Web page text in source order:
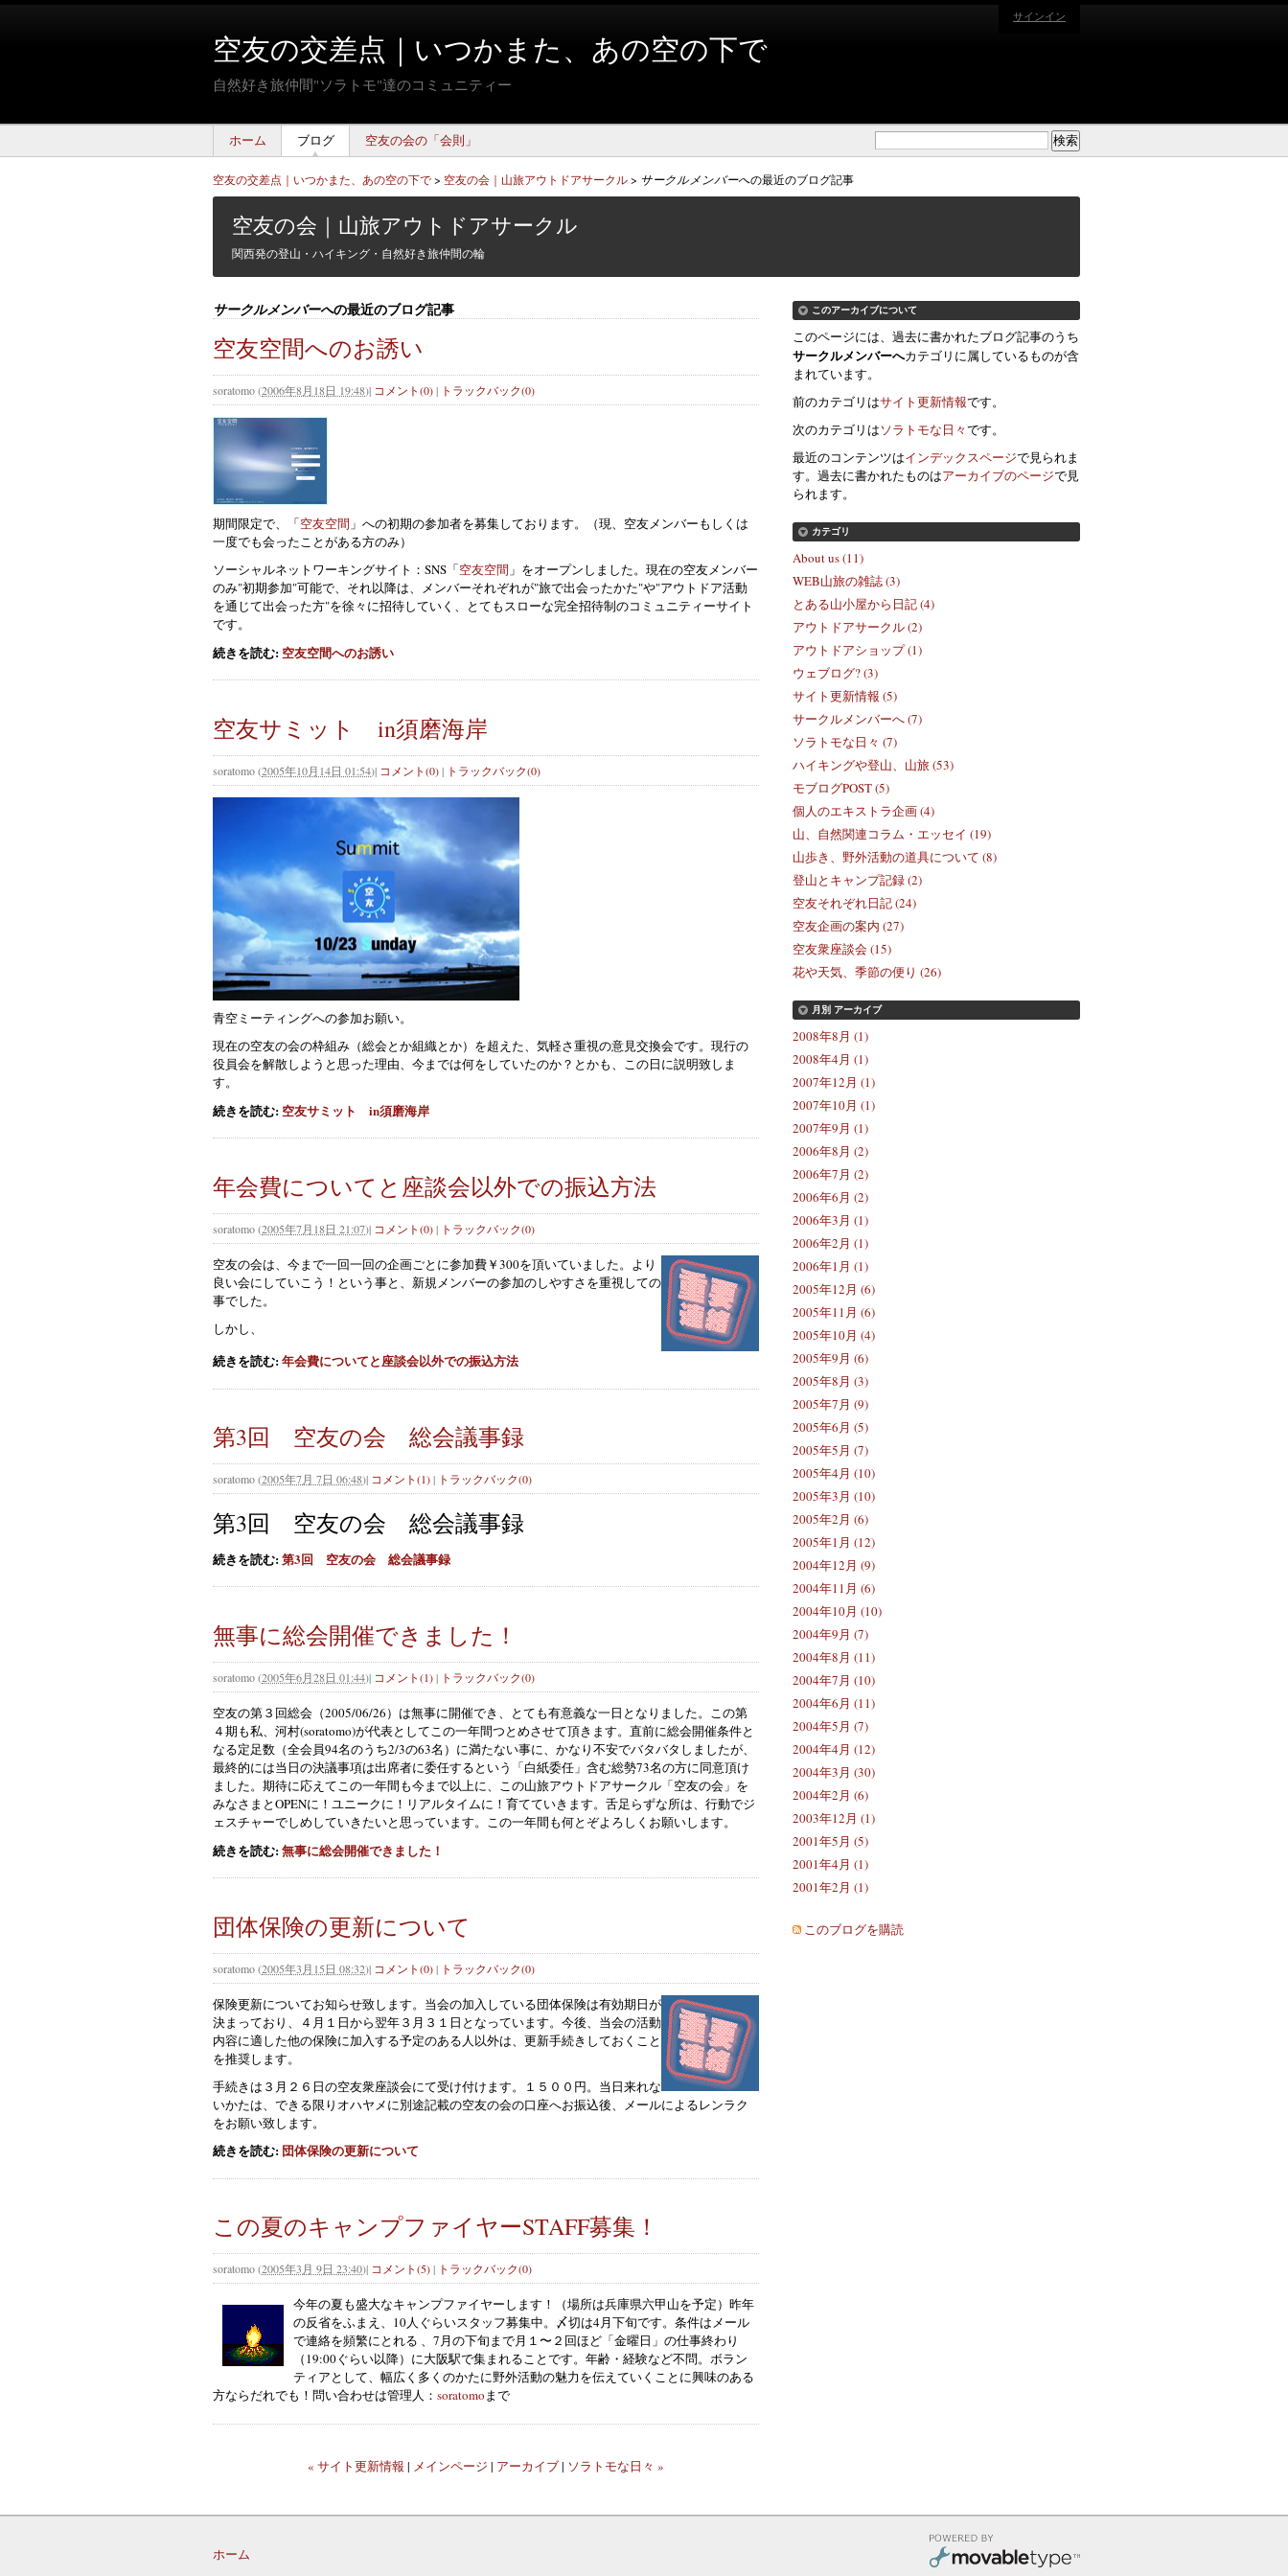
空友の交差点｜いつかまた、あの空の下で
自然好き旅仲間"ソラトモ"達のコミュニティー
サインイン
ホーム ブログ 空友の会の「会則」
空友の交差点｜いつかまた、あの空の下で> 空友の会｜山旅アウトドアサークル> サークルメンバーへの最近のブログ記事
空友の会｜山旅アウトドアサークル
関西発の登山・ハイキング・自然好き旅仲間の輪
サークルメンバーへの最近のブログ記事
空友空間へのお誘い
soratomo(2006年8月18日 19:48)| コメント(0)| トラックバック(0)
期間限定で、「空友空間 」への初期の参加者を募集しております。（現、空友メンバーもしくは
一度でも会ったことがある方のみ）
ソーシャルネットワーキングサイト：SNS「空友空間 」をオープンしました。現在の空友メンバー
のみ"初期参加"可能で、それ以降は、メンバーそれぞれが"旅で出会ったかた"や"アウトドア活動
を通じて出会った方"を徐々に招待していく、とてもスローな完全招待制のコミュニティーサイト
です。
続きを読む: 空友空間へのお誘い
空友サミット in須磨海岸
soratomo(2005年10月14日 01:54)| コメント(0)| トラックバック(0)
青空ミーティングへの参加お願い。
現在の空友の会の枠組み（総会とか組織とか）を超えた、気軽さ重視の意見交換会です。現行の
役員会を解散しようと思った理由、今までは何をしていたのか？とかも、この日に説明致しま
す。
続きを読む: 空友サミット in須磨海岸
年会費についてと座談会以外での振込方法
soratomo(2005年7月18日 21:07)| コメント(0)| トラックバック(0)
空友の会は、今まで一回一回の企画ごとに参加費￥300を頂いていました。より
良い会にしていこう！という事と、新規メンバーの参加のしやすさを重視しての
事でした。
しかし、
続きを読む:年会費についてと座談会以外での振込方法
第3回 空友の会 総会議事録
soratomo(2005年7月 7日 06:48)| コメント(1)| トラックバック(0)
第3回 空友の会 総会議事録
続きを読む:第3回 空友の会 総会議事録
無事に総会開催できました！
soratomo(2005年6月28日 01:44)| コメント(1)| トラックバック(0)
空友の第３回総会（2005/06/26）は無事に開催でき、とても有意義な一日となりました。この第
４期も私、河村(soratomo)が代表としてこの一年間つとめさせて頂きます。直前に総会開催条件と
なる定足数（全会員94名のうち2/3の63名）に満たない事に、かなり不安でバタバタしましたが、
最終的には当日の決議事項は出席者に委任するという「白紙委任」含む総勢73名の方に同意頂け
ました。期待に応えてこの一年間も今まで以上に、この山旅アウトドアサークル「空友の会」を
みなさまとOPENに！ユニークに！リアルタイムに！育てていきます。舌足らずな所は、行動でジ
ェスチャーでしめしていきたいと思っています。この一年間も何とぞよろしくお願いします。
続きを読む:無事に総会開催できました！
団体保険の更新について
soratomo(2005年3月15日 08:32)| コメント(0)| トラックバック(0)
保険更新についてお知らせ致します。当会の加入している団体保険は有効期日が
決まっており、４月１日から翌年３月３１日となっています。今後、当会の活動
内容に適した他の保険に加入する予定のある人以外は、更新手続きしておくこと
を推奨します。
手続きは３月２６日の空友衆座談会にて受け付けます。１５００円。当日来れな
いかたは、できる限りオハヤメに別途記載の空友の会の口座へお振込後、メールによるレンラク
をお願い致します。
続きを読む: 団体保険の更新について
この夏のキャンプファイヤーSTAFF募集！
soratomo(2005年3月 9日 23:40)| コメント(5)| トラックバック(0)
今年の夏も盛大なキャンプファイヤーします！（場所は兵庫県六甲山を予定）昨年
の反省をふまえ、10人ぐらいスタッフ募集中。〆切は4月下旬です。条件はメール
で連絡を頻繁にとれる 、7月の下旬まで月１〜２回ほど「金曜日」の仕事終わり
（19:00ぐらい以降）に大阪駅で集まれることです。年齢・経験など不問。ボラン
ティアとして、幅広く多くのかたに野外活動の魅力を伝えていくことに興味のある
方ならだれでも！問い合わせは管理人： soratomoまで
« サイト更新情報 | メインページ | アーカイブ| ソラトモな日々 »
このアーカイブについて
このページには、過去に書かれたブログ記事のうち
サークルメンバーへカテゴリに属しているものが含
まれています。
前のカテゴリはサイト更新情報です。
次のカテゴリはソラトモな日々です。
最近のコンテンツはインデックスページで見られま
す。過去に書かれたものはアーカイブのページで見
られます。
カテゴリ
About us (11)
WEB山旅の雑誌 (3)
とある山小屋から日記 (4)
アウトドアサークル (2)
アウトドアショップ (1)
ウェブログ? (3)
サイト更新情報 (5)
サークルメンバーへ (7)
ソラトモな日々 (7)
ハイキングや登山、山旅 (53)
モブログPOST (5)
個人のエキストラ企画 (4)
山、自然関連コラム・エッセイ (19)
山歩き、野外活動の道具について (8)
登山とキャンプ記録 (2)
空友それぞれ日記 (24)
空友企画の案内 (27)
空友衆座談会 (15)
花や天気、季節の便り (26)
月別 アーカイブ
2008年8月 (1)
2008年4月 (1)
2007年12月 (1)
2007年10月 (1)
2007年9月 (1)
2006年8月 (2)
2006年7月 (2)
2006年6月 (2)
2006年3月 (1)
2006年2月 (1)
2006年1月 (1)
2005年12月 (6)
2005年11月 (6)
2005年10月 (4)
2005年9月 (6)
2005年8月 (3)
2005年7月 (9)
2005年6月 (5)
2005年5月 (7)
2005年4月 (10)
2005年3月 (10)
2005年2月 (6)
2005年1月 (12)
2004年12月 (9)
2004年11月 (6)
2004年10月 (10)
2004年9月 (7)
2004年8月 (11)
2004年7月 (10)
2004年6月 (11)
2004年5月 (7)
2004年4月 (12)
2004年3月 (30)
2004年2月 (6)
2003年12月 (1)
2001年5月 (5)
2001年4月 (1)
2001年2月 (1)
このブログを購読
ホーム